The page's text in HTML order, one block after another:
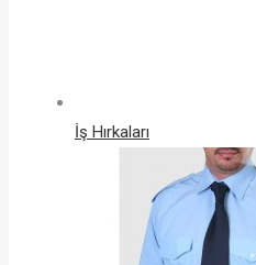
İş Hırkaları